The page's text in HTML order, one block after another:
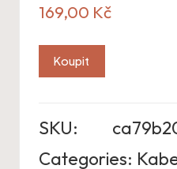
169,00 Kč
Koupit
SKU:
Categories: